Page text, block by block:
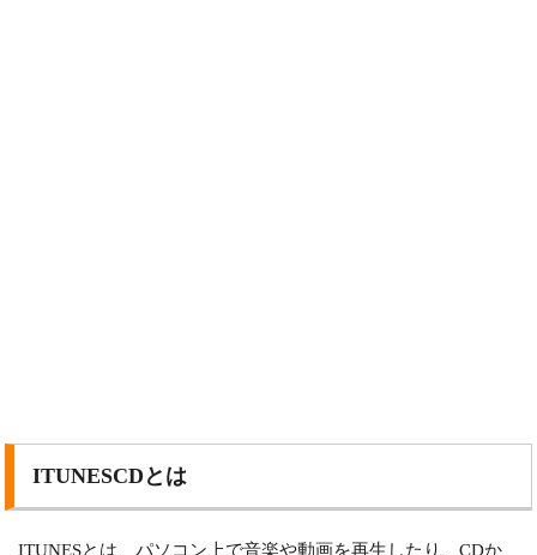
ITUNESCDとは
ITUNESとは、パソコン上で音楽や動画を再生したり、CDか